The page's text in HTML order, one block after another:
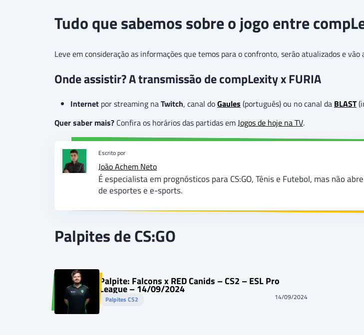
Tudo que sabemos sobre o jogo entre
Leve em consideração as informações que temos para o confronto, serão atualizados e vão
Onde assistir? A transmissão de compLexity x FURIA
Internet por streaming naTwitch, canal doGaules (português) ou no canal da BLAST
Quer saber mais? Confira os horários das partidas emJogos de hoje na TV.
Escrito por
João Achem Neto
É especialista em prognósticos para CS:GO, Tênis e Futebol, mas não
de esportes e e-sports.
Palpites de CS:GO
Palpite: Falcons x RED Canids – CS2 – ESL Pro
League – 14/09/2024
Palpites CS2 14/09/2024